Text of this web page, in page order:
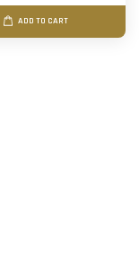
ADD TO CART